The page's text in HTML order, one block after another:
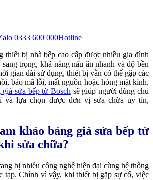
0333 600 000Hotline
thiết bị nhà bếp cao cấp được nhiều gia đình
trọng, khả năng nấu ăn nhanh và độ bền
gian dài sử dụng, thiết bị vẫn có thể gặp các
báo mã lỗi, mất nguồn hoặc hỏng mặt kính.
giá sửa bếp từ Bosch sẽ giúp người dùng chủ
và lựa chọn được đơn vị sửa chữa uy tín,
khảo bảng giá sửa bếp từ
sửa chữa?
bị nhiều công nghệ hiện đại cùng hệ thống
tạp. Chính vì vậy, khi thiết bị gặp sự cố, việc